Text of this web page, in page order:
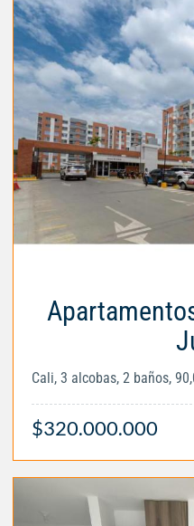
Cali, 3 alcobas, 2 baños,
$320.000.000